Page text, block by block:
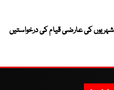
شہریوں کی عارضی قیام کی درخواستیں